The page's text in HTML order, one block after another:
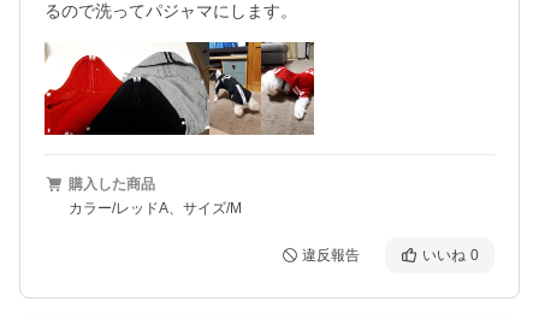
るので洗ってパジャマにします。
購入した商品
カラー/レッドA、サイズ/M
違反報告 いいね 0